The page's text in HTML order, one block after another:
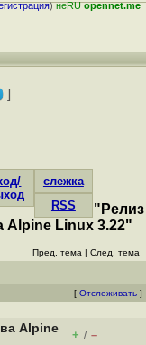
)неRUopennet.me
]
слежка
RSS
"Релиз
Alpine Linux 3.22"
Пред. тема | След. тема
[ Отслеживать ]
Alpine
+ / –